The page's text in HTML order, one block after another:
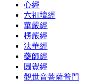
心經
六祖壇經
華嚴經
楞嚴經
法華經
藥師經
圓覺經
觀世音菩薩普門